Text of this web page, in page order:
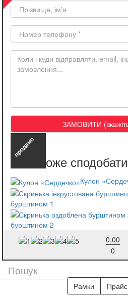
продано
Кулон
бурштином 1
бурштином 2
0,00
0
Рамки Прайс